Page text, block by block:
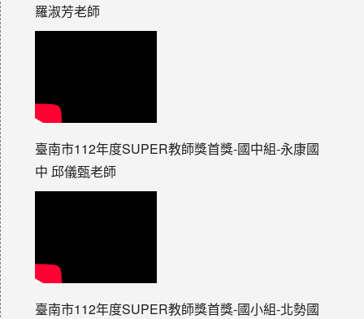
羅淑芳老師
臺南市112年度SUPER教師獎首獎-國中組-永康國
中 邱儀甄老師
臺南市112年度SUPER教師獎首獎-國小組-北勢國